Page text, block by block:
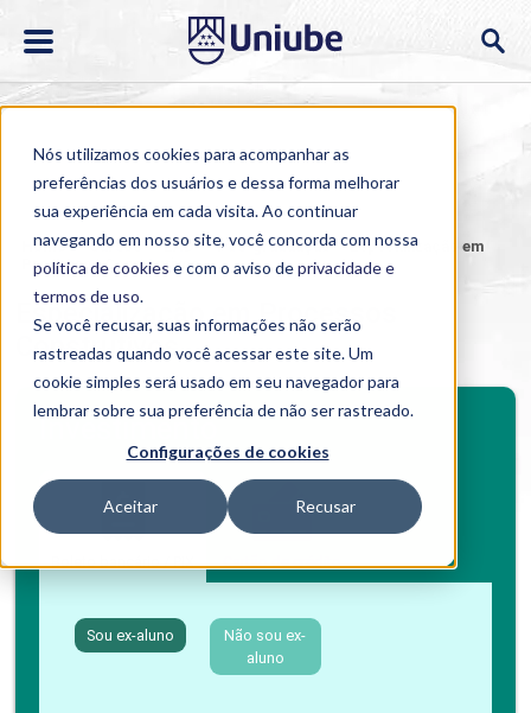
Nós utilizamos cookies para acompanhar as
preferências dos usuários e dessa forma melhorar
sua experiência em cada visita. Ao continuar
navegando em nosso site, você concorda com nossa
política de cookies e com o aviso deprivacidade e
termos de uso.
Se você recusar, suas informações não serão
rastreadas quando você acessar este site. Um
cookie simples será usado em seu navegador para
lembrar sobre sua preferência de não ser rastreado.
Configurações de cookies
Aceitar Recusar
Home > Cursos > EAD > Pós-graduação >Especialização em
Processos Construtivos
Especialização em Processos
Construtivos
Investimento
Boleto bancário / PIX Cartão de crédito
Sou ex-aluno
Não sou ex-
aluno
BENEFÍCIOS
Benefícios pós-graduação